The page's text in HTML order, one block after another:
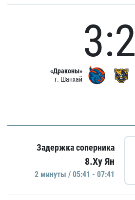
«Драконы»
г. Шанхай
3:2
Задержка соперника
8.Ху Ян
2 минуты / 05:41 - 07:41